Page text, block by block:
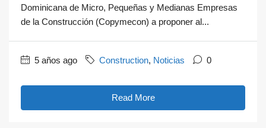
Dominicana de Micro, Pequeñas y Medianas Empresas
de la Construcción (Copymecon) a proponer al...
5 años ago Construction, Noticias 0
Read More